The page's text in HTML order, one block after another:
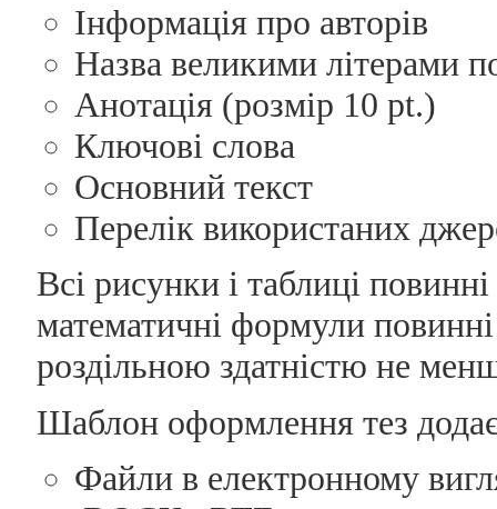
Інформація про авторів
Назва великими літерами
Анотація (розмір 10 pt.)
Ключові слова
Основний текст
Перелік використаних
Всі рисунки і таблиці
математичні формули
роздільною здатністю не
Шаблон оформлення тез
Файли в електронному